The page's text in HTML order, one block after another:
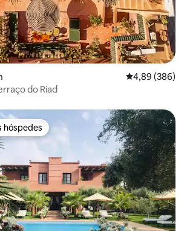
4,89 de uma
4,89 (386)
do Riad
preferidos dos hóspedes
hóspedes